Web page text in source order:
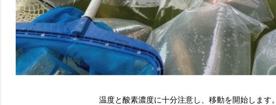
温度と酸素濃度に十分注意し、移動を開始します。